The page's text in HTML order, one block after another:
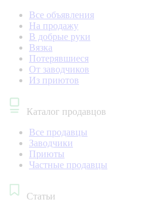
Все объявления
На продажу
В добрые руки
Вязка
Потерявшиеся
От заводчиков
Из приютов
Каталог продавцов
Все продавцы
Заводчики
Приюты
Частные продавцы
Статьи